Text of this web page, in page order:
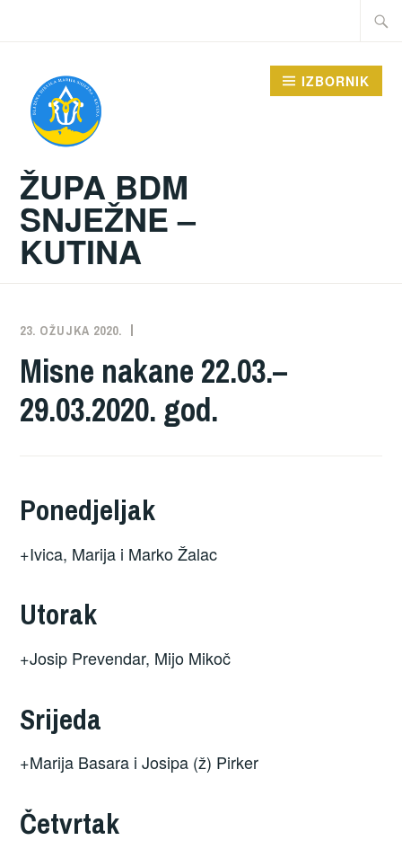
Traži:
ŽUPA BDM
SNJEŽNE –
KUTINA
IZBORNIK
23. OŽUJKA 2020.
Misne nakane 22.03.–
29.03.2020. god.
Ponedjeljak
+Ivica, Marija i Marko Žalac
Utorak
+Josip Prevendar, Mijo Mikoč
Srijeda
+Marija Basara i Josipa (ž) Pirker
Četvrtak